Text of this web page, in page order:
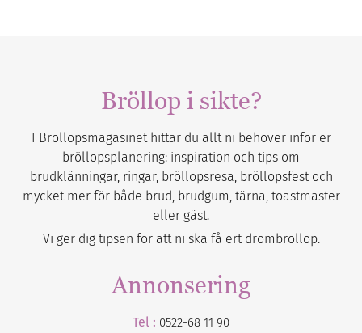
Bröllop i sikte?
I Bröllopsmagasinet hittar du allt ni behöver inför er
bröllopsplanering: inspiration och tips om
brudklänningar, ringar, bröllopsresa, bröllopsfest och
mycket mer för både brud, brudgum, tärna, toastmaster
eller gäst.
Vi ger dig tipsen för att ni ska få ert drömbröllop.
Annonsering
Tel : 0522-68 11 90